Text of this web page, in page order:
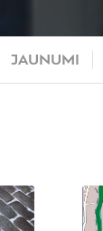
JAUNUMI